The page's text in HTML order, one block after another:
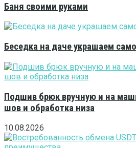
Баня своими руками
Беседка на даче украшаем
Подшив брюк вручную и на
шов и обработка низа
10.08.2026